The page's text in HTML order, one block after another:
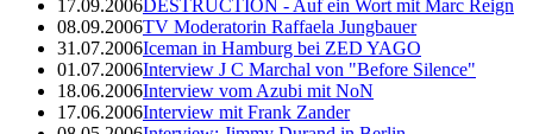
17.09.2006 DESTRUCTION - Auf ein Wort mit Marc Reign
08.09.2006TV Moderatorin Raffaela Jungbauer
31.07.2006Iceman in Hamburg bei ZED YAGO
01.07.2006Interview J C Marchal von "Before Silence"
18.06.2006Interview vom Azubi mit NoN
17.06.2006Interview mit Frank Zander